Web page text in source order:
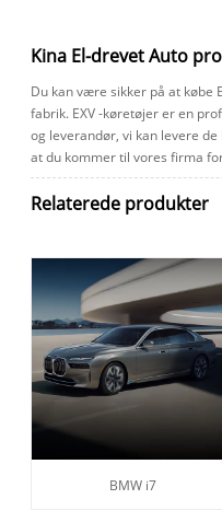
Kina El-drevet Auto
Du kan være sikker på at købe
fabrik. EXV -køretøjer er en
og leverandør, vi kan levere
at du kommer til vores firma
Relaterede produkter
BMW i7